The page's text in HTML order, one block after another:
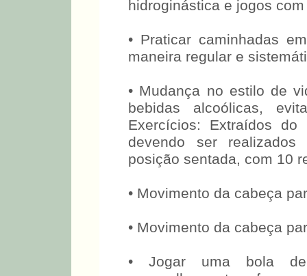
hidroginástica e jogos
• Praticar caminhadas
maneira regular e
• Mudança no estilo de
bebidas alcoólicas,
Exercícios: Extraídos do
devendo ser
posição sentada, com 10
• Movimento da cabeça
• Movimento da cabeça
• Jogar uma bola